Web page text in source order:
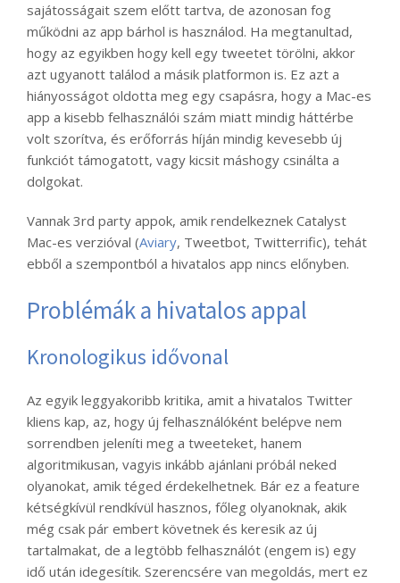
sajátosságait szem előtt tartva, de azonosan fog
működni az app bárhol is használod. Ha megtanultad,
hogy az egyikben hogy kell egy tweetet törölni, akkor
azt ugyanott találod a másik platformon is. Ez azt a
hiányosságot oldotta meg egy csapásra, hogy a Mac-es
app a kisebb felhasználói szám miatt mindig háttérbe
volt szorítva, és erőforrás híján mindig kevesebb új
funkciót támogatott, vagy kicsit máshogy csinálta a
dolgokat.
Vannak 3rd party appok, amik rendelkeznek Catalyst
Mac-es verzióval (Aviary, Tweetbot, Twitterrific), tehát
ebből a szempontból a hivatalos app nincs előnyben.
Problémák a hivatalos appal
Kronologikus idővonal
Az egyik leggyakoribb kritika, amit a hivatalos Twitter
kliens kap, az, hogy új felhasználóként belépve nem
sorrendben jeleníti meg a tweeteket, hanem
algoritmikusan, vagyis inkább ajánlani próbál neked
olyanokat, amik téged érdekelhetnek. Bár ez a feature
kétségkívül rendkívül hasznos, főleg olyanoknak, akik
még csak pár embert követnek és keresik az új
tartalmakat, de a legtöbb felhasználót (engem is) egy
idő után idegesítik. Szerencsére van megoldás, mert ez